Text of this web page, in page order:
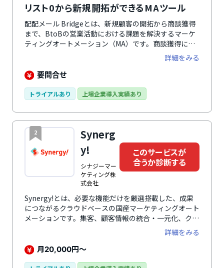
リスト0から新規開拓ができるMAツール
配配メール Bridgeとは、新規顧客の開拓から商談獲得
まで、BtoBの営業活動における課題を解決するマーケ
ティングオートメーション（MA）です。商談獲得に特
化した機能や、シンプルな設定画面に加え、専任のスタ
ッフによる手厚い無償支援により、MAの導入がはじめ
ての企業でも安心して利用できます。ノウハウ提供によ
成功事例や要望を取り入れてサービスを改善することで
詳細をみる
要問合せ
トライアルあり 上場企業導入実績あり
2
Synerg
y!
シナジーマー
ケティング株
式会社
このサービスが
合うか診断する
Synergy!とは、必要な機能だけを厳選搭載した、成果
につながるクラウドベースの国産マーケティングオート
メーションです。集客、顧客情報の統合・一元化、クロ
スチャネル・メッセージング、分析まで、マーケティン
グ課題を解決するソリューションがあらゆる活動をサポ
ートします。操作性抜群のシンプルな画面デザインはマ
詳細をみる
月20,000円～